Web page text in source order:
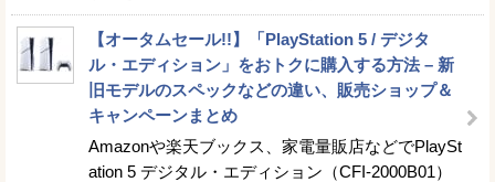
【オータムセール!!】「PlayStation 5 / デジタ
ル・エディション」をおトクに購入する方法 – 新
旧モデルのスペックなどの違い、販売ショップ＆
キャンペーンまとめ
Amazonや楽天ブックス、家電量販店などでPlaySt
ation 5 デジタル・エディション（CFI-2000B01）